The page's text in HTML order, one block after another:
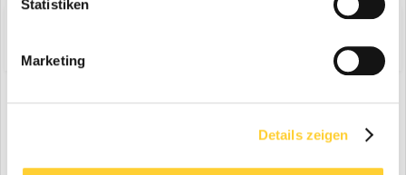
Statistiken
Marketing
Details zeigen
Gerade aktiv0 Mitglieder